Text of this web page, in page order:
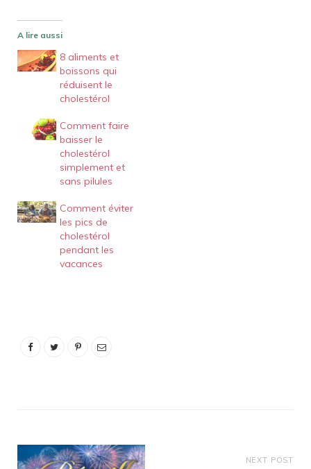
A lire aussi
8 aliments et
boissons qui
réduisent le
cholestérol
Comment faire
baisser le
cholestérol
simplement et
sans pilules
Comment éviter
les pics de
cholestérol
pendant les
vacances
NEXT POST